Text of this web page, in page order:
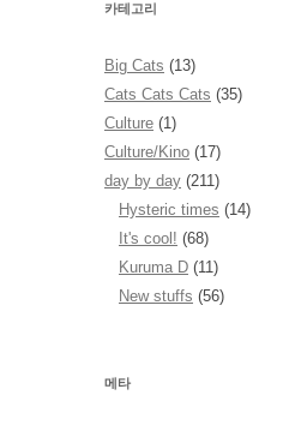
카테고리
Big Cats (13)
Cats Cats Cats (35)
Culture (1)
Culture/Kino (17)
day by day (211)
Hysteric times (14)
It's cool! (68)
Kuruma D (11)
New stuffs (56)
메타